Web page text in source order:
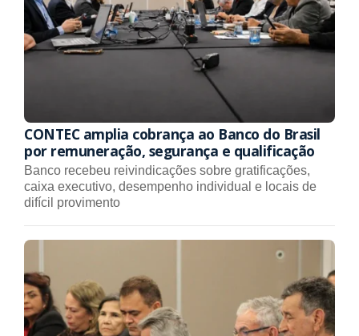
CONTEC amplia cobrança ao Banco do Brasil
por remuneração, segurança e qualificação
Banco recebeu reivindicações sobre gratificações,
caixa executivo, desempenho individual e locais de
difícil provimento